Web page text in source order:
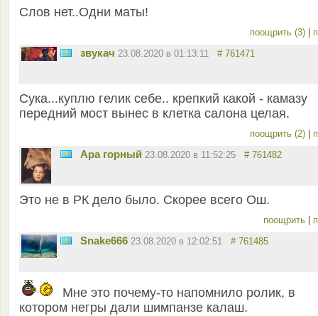
Слов нет..Одни маты!
поощрить (3)
звукач 23.08.2020 в 01:13:11 # 761471
Сука...куплю гелик себе.. крепкий какой - камазу
передний мост вынес в клетка салона целая.
поощрить (2)
Ара горный 23.08.2020 в 11:52:25 # 761482
Это не в РК дело было. Скорее всего Ош.
поощрить
Snake666 23.08.2020 в 12:02:51 # 761485
Мне это почему-то напомнило ролик, в
котором негры дали шимпанзе калаш.